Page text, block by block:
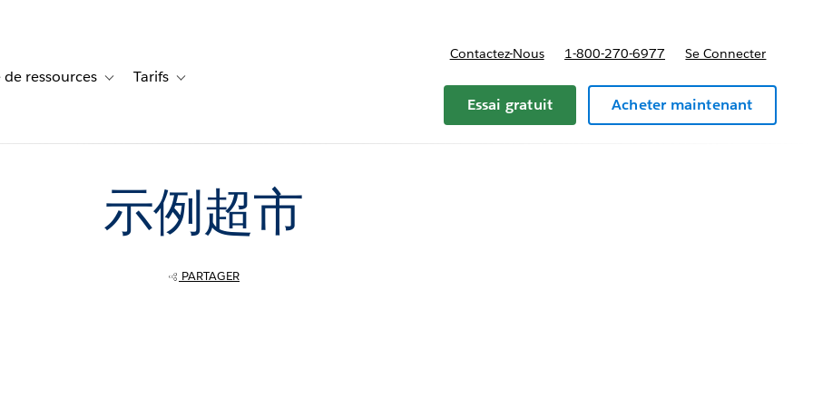
de cas for Solutions
ressources Toggle sub-navigation for Centre de ressources
Tarifs Toggle sub-navigation for Tarifs
Contactez-Nous 1-800-270-6977 Se Connecter
Essai gratuit Acheter maintenant
示例超市
PARTAGER